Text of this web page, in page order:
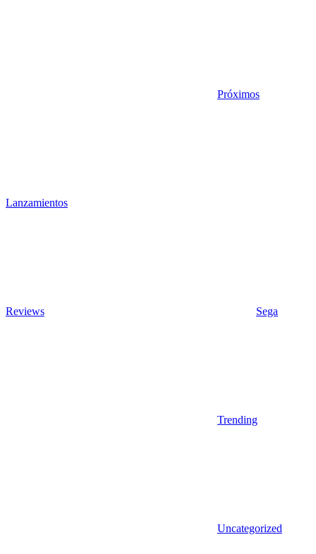
Próximos
Lanzamientos
Reviews Sega
Trending
Uncategorized